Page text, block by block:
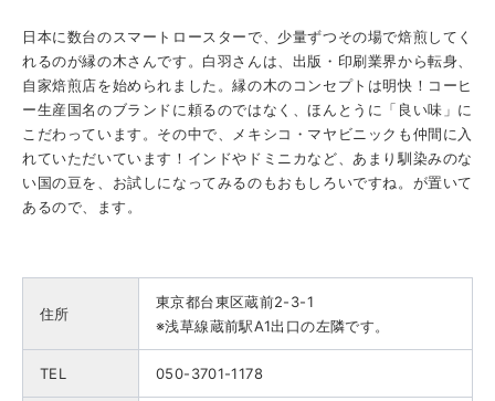
日本に数台のスマートロースターで、少量ずつその場で焙煎してく
れるのが縁の木さんです。 白羽さんは、 出版・印刷業界から転身、
自家焙煎店を始められました。縁の木のコンセプトは明快！ コーヒ
ー生産国名のブランドに頼るのではなく、ほんとうに「良い味」に
こだわっています。その中で、メキシコ・ マヤビニックも仲間に入
れていただいています！ インドやドミニカなど、あまり馴染みのな
い国の豆を、お試しになってみるのもおもしろいですね。が置いて
あるので、ます。
住所
東京都台東区蔵前2-3-1
※浅草線蔵前駅A1出口の左隣です。
TEL 050-3701-1178